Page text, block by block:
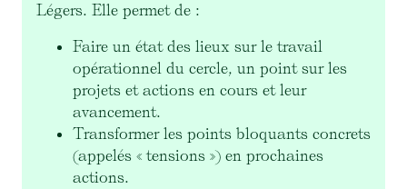
Légers. Elle permet de :
Faire un état des lieux sur le travail
opérationnel du cercle, un point sur les
projets et actions en cours et leur
avancement.
Transformer les points bloquants concrets
(appelés « tensions ») en prochaines
actions.